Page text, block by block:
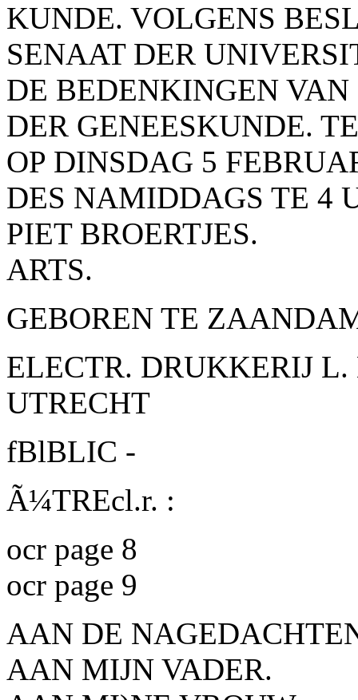
KUNDE. VOLGENS
SENAAT DER
DE BEDENKINGEN
DER GENEESKUNDE.
OP DINSDAG 5
DES NAMIDDAGS TE 4
PIET BROERTJES.
ARTS.
GEBOREN TE
ELECTR. DRUKKERIJ
UTRECHT
fBlBLIC -
Ã¼TREcl.r. :
ocr page 8
ocr page 9
AAN DE
AAN MIJN VADER.